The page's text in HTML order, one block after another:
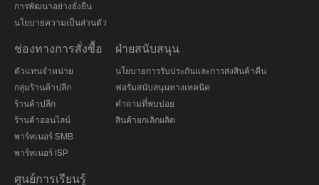
การพัฒนาอย่างยั่งยืน
นโยบายความเป็นส่วนตัว
ช่องทางการสั่งซื้อ
ตัวแทนจำหน่าย
กลุ่มร้านค้าปลีก
ร้านค้าปลีก
ร้านค้าออนไลน์
พาร์ทเนอร์ SMB
พาร์ทเนอร์ ISP
ฝ่ายสนับสนุน
นโยบายการรับประกันและการส่งสินค้าคืน
ฟอรั่มสนับสนุนทางเทคนิค
คำถามที่พบบ่อย
สินค้ายกเลิกผลิต
ศูนย์การเรียนรู้